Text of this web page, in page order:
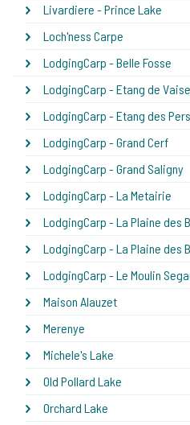
Livardiere - Prince Lake
Loch'ness Carpe
LodgingCarp - Belle Fosse
LodgingCarp - Etang de Vaise
LodgingCarp - Etang des
LodgingCarp - Grand Cerf
LodgingCarp - Grand Saligny
LodgingCarp - La Metairie
LodgingCarp - La Plaine des
LodgingCarp - La Plaine des
LodgingCarp - Le Moulin
Maison Alauzet
Merenye
Michele's Lake
Old Pollard Lake
Orchard Lake